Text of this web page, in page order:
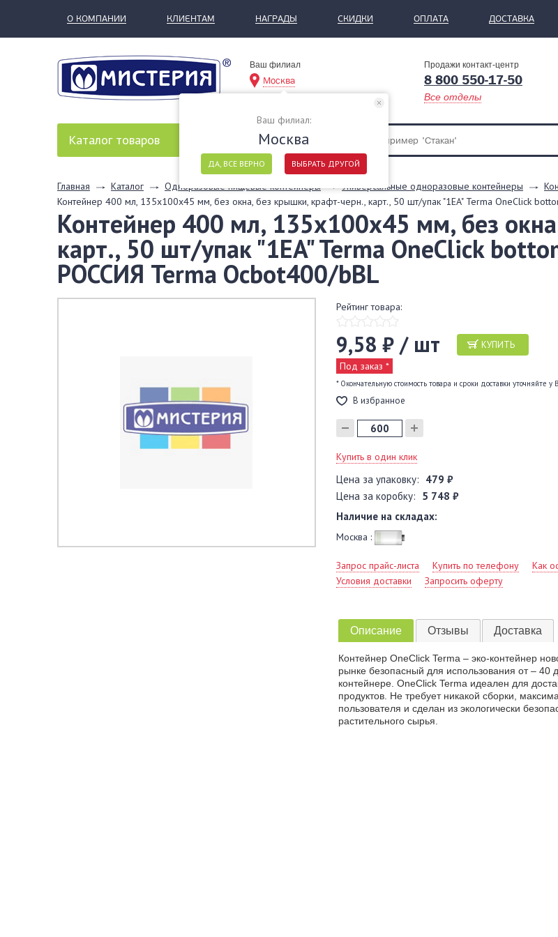
О КОМПАНИИ КЛИЕНТАМ НАГРАДЫ СКИДКИ ОПЛАТА ДОСТАВКА
Ваш филиал
Москва
Продажи контакт-центр
8 800 550-17-50
Все отделы
Ваш филиал:
Москва
ДА, ВСЕ ВЕРНО ВЫБРАТЬ ДРУГОЙ
Каталог товаров
Главная Каталог Одноразовые пищевые контейнеры Универсальные одноразовые контейнеры
Контейнер 400 мл, 135х100х45 мм, без окна, без крышки, крафт-черн., карт., 50 шт/упак "1EA" Terma OneClick
Контейнер 400 мл, 135х100х45 мм, без
карт., 50 шт/упак "1EA" Terma OneClick
РОССИЯ Terma Ocbot400/bBL
Рейтинг товара:
9,58 ₽ / шт КУПИТЬ
Под заказ *
* Окончательную стоимость товара и сроки доставки уточняйте
В избранное
Купить в один клик
Цена за упаковку: 479 ₽
Цена за коробку: 5 748 ₽
Наличие на складах:
Москва :
Запрос прайс-листа Купить по телефону
Как
Условия доставки
Запросить оферту
Описание Отзывы Доставка
Контейнер OneClick Terma – эко-контейнер
рынке безопасный для использования от –
контейнере. OneClick Terma идеален для
продуктов. Не требует никакой сборки,
пользователя и сделан из экологически
растительного сырья.